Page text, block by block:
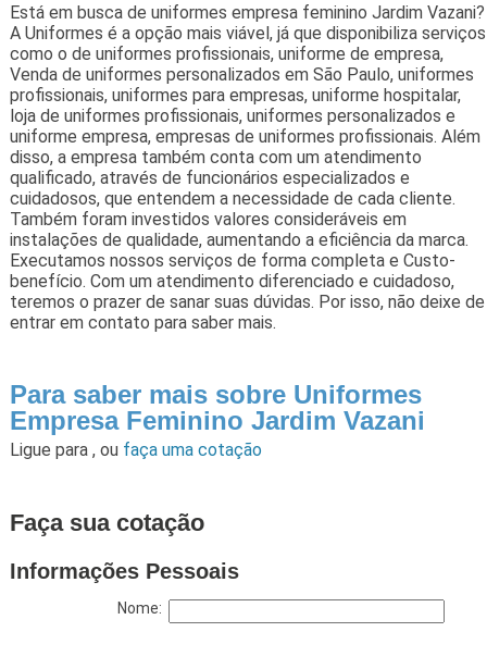
Está em busca de uniformes empresa feminino Jardim Vazani?
A Uniformes é a opção mais viável, já que disponibiliza serviços
como o de uniformes profissionais, uniforme de empresa,
Venda de uniformes personalizados em São Paulo, uniformes
profissionais, uniformes para empresas, uniforme hospitalar,
loja de uniformes profissionais, uniformes personalizados e
uniforme empresa, empresas de uniformes profissionais. Além
disso, a empresa também conta com um atendimento
qualificado, através de funcionários especializados e
cuidadosos, que entendem a necessidade de cada cliente.
Também foram investidos valores consideráveis em
instalações de qualidade, aumentando a eficiência da marca.
Executamos nossos serviços de forma completa e Custo-
benefício. Com um atendimento diferenciado e cuidadoso,
teremos o prazer de sanar suas dúvidas. Por isso, não deixe de
entrar em contato para saber mais.
Para saber mais sobre Uniformes
Empresa Feminino Jardim Vazani
Ligue para , ou faça uma cotação
Faça sua cotação
Informações Pessoais
Nome: